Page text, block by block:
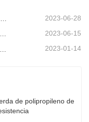
2023-06-28
Fábrica de cuerdas-Centro comercial integral-Tai an Rope LTD 2023-06-15
2023-01-14